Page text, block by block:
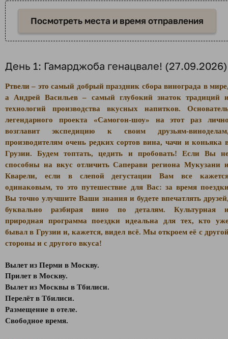
Посмотреть места и время отправления
День 1: Гамарджоба генацвале! (27.09.2026)
Ртвели – это самый добрый праздник сбора винограда в
а Андрей Васильев – самый глубокий знаток традиций
технологий производства вкусных напитков.
легендарного проекта «Самогон-шоу» на этот раз
возглавит экспедицию к своим друзьям-
производителям очень редких сортов вина, чачи и коньяка
Грузии. Будем топтать, цедить и пробовать! Если Вы
способны на вкус отличить Саперави региона Мукузани
Кварели, если в слепой дегустации Вам все
одинаковым, то это путешествие для Вас: за время
Вы точно улучшите Ваши знания и будете впечатлять
буквально разбирая вино по деталям. Культурная
природная программа поездки идеальна для тех, кто
бывал в Грузии и, кажется, видел всё. Мы откроем её с
стороны и с другого вкуса!
Вылет из Перми в Москву.
Прилет в Москву.
Вылет из Москвы в Тбилиси.
Перелёт в Тбилиси.
Размещение в отеле.
Свободное время.